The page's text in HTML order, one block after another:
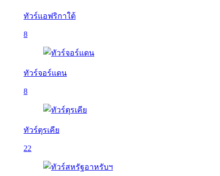
ทัวร์แอฟริกาใต้
8
ทัวร์จอร์แดน
8
ทัวร์ตุรเคีย
22